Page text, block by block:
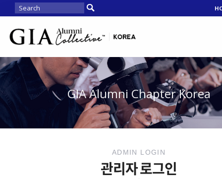
GIA Alumni Chapter Korea
ADMIN LOGIN
관리자 로그인